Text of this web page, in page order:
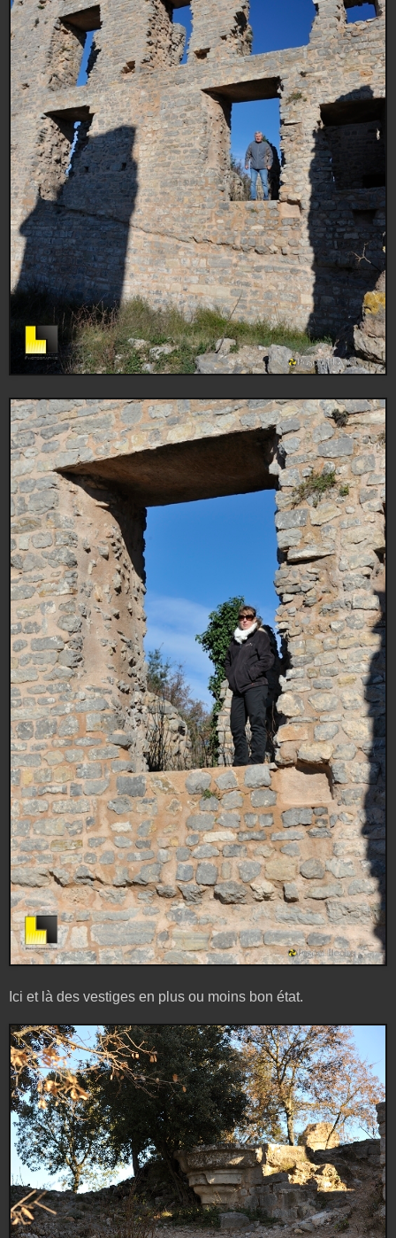
Ici et là des vestiges en plus ou moins bon état.